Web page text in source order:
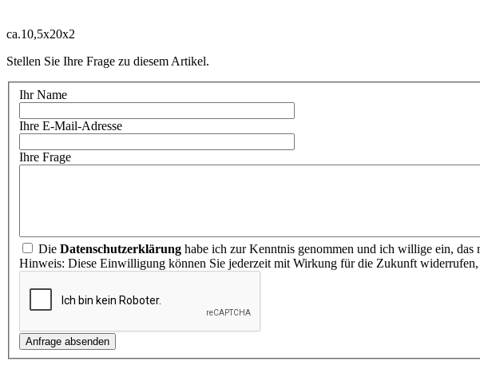
ca.10,5x20x2
Stellen Sie Ihre Frage zu diesem Artikel.
Ihr Name
Ihre E-Mail-Adresse
Ihre Frage
Die Datenschutzerklärung habe ich zur Kenntnis genommen und ich willige ein,
Hinweis: Diese Einwilligung können Sie jederzeit mit Wirkung für die Zukunft